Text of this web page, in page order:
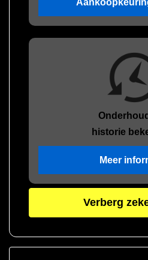
historie
Meer
Verberg